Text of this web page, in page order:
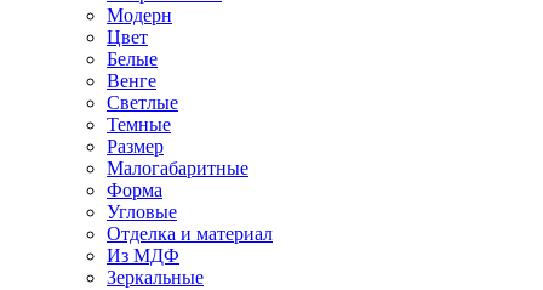
Модерн
Цвет
Белые
Венге
Светлые
Темные
Размер
Малогабаритные
Форма
Угловые
Отделка и материал
Из МДФ
Зеркальные